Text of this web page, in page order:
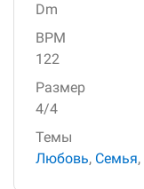
Dm
BPM
122
Размер
4/4
Темы
Любовь, Семья,